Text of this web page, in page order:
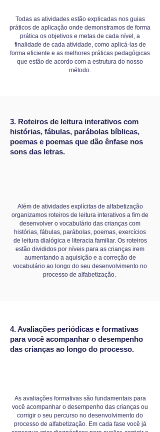
Todas as atividades estão explicadas nos guias
práticos de aplicação onde demonstramos de forma
prática os objetivos e metas de cada nível, a
finalidade de cada atividade, como aplicá-las de
forma eficiente e as melhores práticas pedagógicas
que estão de acordo com a estrutura do nosso
método.
3. Roteiros de leitura interativos com
histórias, fábulas, parábolas bíblicas,
poemas e poemas que dão ênfase nos
sons das letras.
Além de atividades explícitas de alfabetização
organizamos roteiros de leitura interativos a fim de
desenvolver o vocabulário das crianças com
histórias, fábulas, parábolas, poemas, exercícios
de leitura dialógica e literacia familiar. Os roteiros
estão divididos por níveis para as crianças irem
aumentando a aquisição e a correção de
vocabulário ao longo do seu desenvolvimento no
processo de alfabetização.
4. Avaliações periódicas e formativas
para você acompanhar o desempenho
das crianças ao longo do processo.
As avaliações formativas são fundamentais para
você acompanhar o desempenho das crianças ou
corrigir o seu percurso no desenvolvimento do
processo de alfabetização. Em cada fase você já